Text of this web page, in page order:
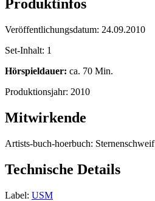
Produktinfos
Veröffentlichungsdatum: 24.09.2010
Set-Inhalt: 1
Hörspieldauer: ca. 70 Min.
Produktionsjahr: 2010
Mitwirkende
Artists-buch-hoerbuch: Sternenschweif
Technische Details
Label: USM